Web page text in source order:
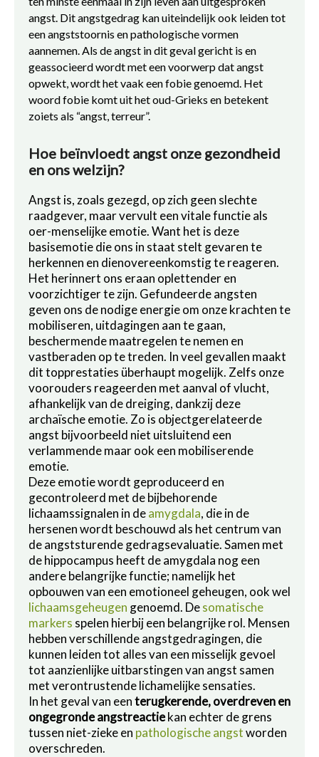
angst. Dit angstgedrag kan uiteindelijk ook leiden tot
een angststoornis en pathologische vormen
aannemen. Als de angst in dit geval gericht is en
geassocieerd wordt met een voorwerp dat angst
opwekt, wordt het vaak een fobie genoemd. Het
woord fobie komt uit het oud-Grieks en betekent
zoiets als “angst, terreur”.
Hoe beïnvloedt angst onze gezondheid
en ons welzijn?
Angst is, zoals gezegd, op zich geen slechte
raadgever, maar vervult een vitale functie als
oer-menselijke emotie. Want het is deze
basisemotie die ons in staat stelt gevaren te
herkennen en dienovereenkomstig te reageren.
Het herinnert ons eraan oplettender en
voorzichtiger te zijn. Gefundeerde angsten
geven ons de nodige energie om onze krachten te
mobiliseren, uitdagingen aan te gaan,
beschermende maatregelen te nemen en
vastberaden op te treden. In veel gevallen maakt
dit topprestaties überhaupt mogelijk. Zelfs onze
voorouders reageerden met aanval of vlucht,
afhankelijk van de dreiging, dankzij deze
archaïsche emotie. Zo is objectgerelateerde
angst bijvoorbeeld niet uitsluitend een
verlammende maar ook een mobiliserende
emotie.
Deze emotie wordt geproduceerd en
gecontroleerd met de bijbehorende
lichaamssignalen in deamygdala, die in de
hersenen wordt beschouwd als het centrum van
de angststurende gedragsevaluatie. Samen met
de hippocampus heeft de amygdala nog een
andere belangrijke functie; namelijk het
opbouwen van een emotioneel geheugen, ook wel
lichaamsgeheugen genoemd. Desomatische
markers spelen hierbij een belangrijke rol. Mensen
hebben verschillende angstgedragingen, die
kunnen leiden tot alles van een misselijk gevoel
tot aanzienlijke uitbarstingen van angst samen
met verontrustende lichamelijke sensaties.
In het geval van eenterugkerende, overdreven en
ongegronde angstreactiekan echter de grens
tussen niet-zieke en pathologische angstworden
overschreden.